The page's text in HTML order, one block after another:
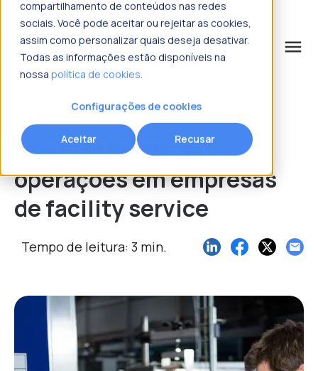
compartilhamento de conteúdos nas redes
sociais. Você pode aceitar ou rejeitar as cookies,
assim como personalizar quais deseja desativar.
Todas as informações estão disponíveis na
nossa política de cookies.
Configurações de cookies
Aceitar Recusar
menu
o que procura?
Como otimizar as
operações em empresas
de facility service
Tempo de leitura: 3 min.